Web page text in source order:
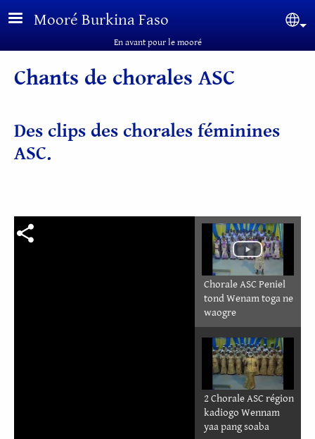
Aller au contenu principal
Mooré Burkina Faso
En avant pour le mooré
Chants de chorales ASC
Des clips des chorales féminines
ASC.
Chorale ASC Peniel
tond Wenam toga ne
waogre
2 Chorale ASC région
kadiogo Wennam
yaa pang soaba